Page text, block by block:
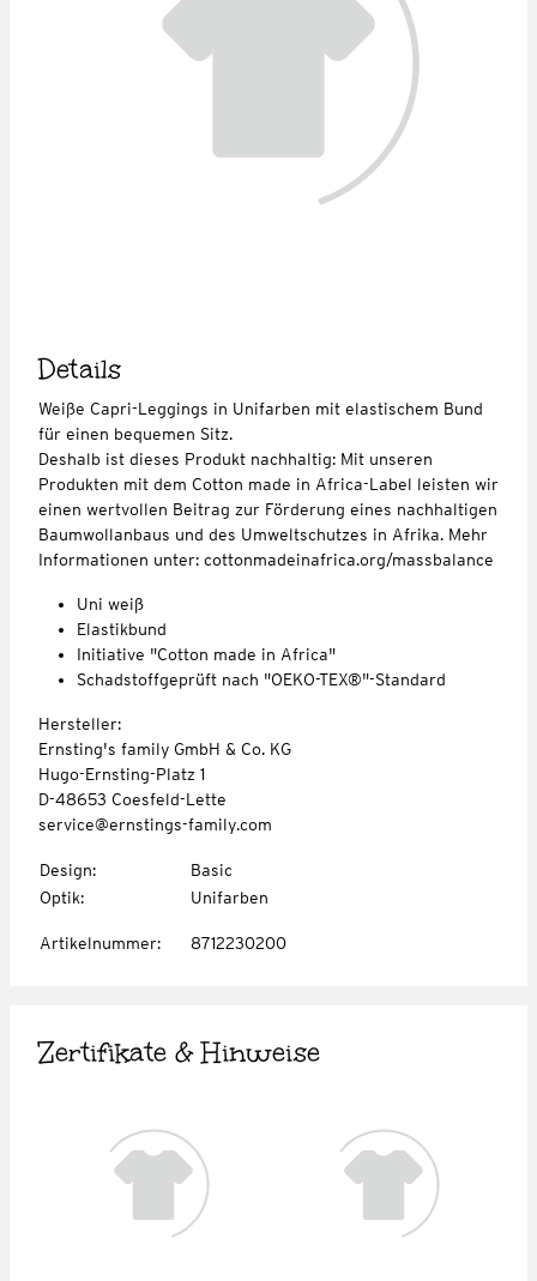
Details
Weiße Capri-Leggings in Unifarben mit elastischem Bund
für einen bequemen Sitz.
Deshalb ist dieses Produkt nachhaltig: Mit unseren
Produkten mit dem Cotton made in Africa-Label leisten wir
einen wertvollen Beitrag zur Förderung eines nachhaltigen
Baumwollanbaus und des Umweltschutzes in Afrika. Mehr
Informationen unter: cottonmadeinafrica.org/massbalance
Uni weiß
Elastikbund
Initiative "Cotton made in Africa"
Schadstoffgeprüft nach "OEKO-TEX®"-Standard
Hersteller:
Ernsting's family GmbH & Co. KG
Hugo-Ernsting-Platz 1
D-48653 Coesfeld-Lette
service@ernstings-family.com
Design:
Basic
Optik: Unifarben
Artikelnummer: 8712230200
Zertifikate & Hinweise